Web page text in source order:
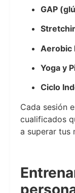
GAP
Aerobic
Yoga y
Ciclo
Cada sesión
cualificados
a superar tus